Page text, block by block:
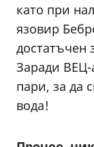
като при
язовир
достатъчен
Заради
пари, за да
вода!